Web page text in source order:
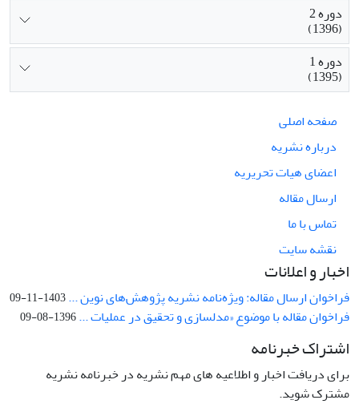
دوره 2
(1396)
دوره 1
(1395)
صفحه اصلی
درباره نشریه
اعضای هیات تحریریه
ارسال مقاله
تماس با ما
نقشه سایت
اخبار و اعلانات
فراخوان ارسال مقاله: ویژه‌نامه نشریه پژوهش‌های نوین ...1403-11-09
فراخوان مقاله با موضوع «مدلسازی و تحقیق در عملیات ...1396-08-09
اشتراک خبرنامه
برای دریافت اخبار و اطلاعیه های مهم نشریه در خبرنامه نشریه
مشترک شوید.